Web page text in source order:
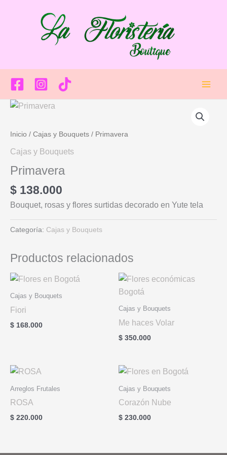
Inicio / Cajas y Bouquets / Primavera
Cajas y Bouquets
Primavera
$ 138.000
Bouquet, rosas y flores surtidas decorado en Yute tela
Categoría: Cajas y Bouquets
Productos relacionados
Cajas y Bouquets
Fiori
$ 168.000
Cajas y Bouquets
Me haces Volar
$ 350.000
Arreglos Frutales
ROSA
$ 220.000
Cajas y Bouquets
Corazón Nube
$ 230.000